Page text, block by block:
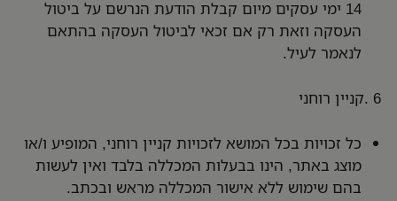
14 ימי עסקים מיום קבלת הודעת הנרשם על ביטול
העסקה וזאת רק אם זכאי לביטול העסקה בהתאם
לנאמר לעיל.
6 .קניין רוחני
כל זכויות בכל המושא לזכויות קניין רוחני, המופיע ו/או
מוצג באתר, הינו בבעלות המכללה בלבד ואין לעשות
בהם שימוש ללא אישור המכללה מראש ובכתב.